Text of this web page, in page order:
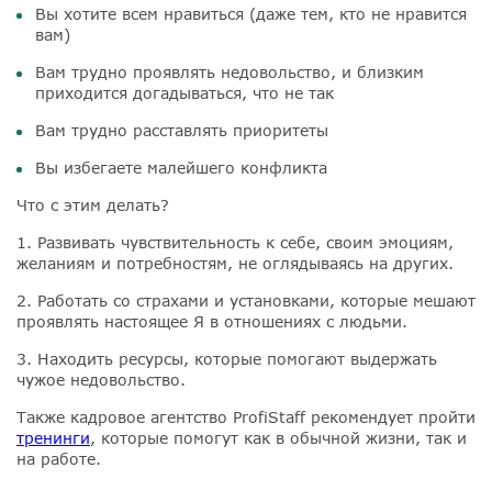
Вы хотите всем нравиться (даже тем, кто не нравится
вам)
Вам трудно проявлять недовольство, и близким
приходится догадываться, что не так
Вам трудно расставлять приоритеты
Вы избегаете малейшего конфликта
Что с этим делать?
1. Развивать чувствительность к себе, своим эмоциям,
желаниям и потребностям, не оглядываясь на других.
2. Работать со страхами и установками, которые мешают
проявлять настоящее Я в отношениях с людьми.
3. Находить ресурсы, которые помогают выдержать
чужое недовольство.
Также кадровое агентство ProfiStaff рекомендует пройти
тренинги, которые помогут как в обычной жизни, так и
на работе.